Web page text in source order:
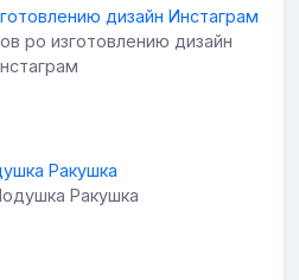
po изготовлению дизайн
Ракушка